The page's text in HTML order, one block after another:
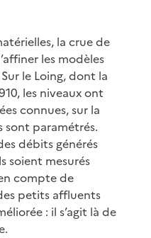
la crue de
les modèles
le Loing, dont la
les niveaux ont
connues, sur la
sont paramétrés.
débits générés
soient mesurés
compte de
petits affluents
: il s’agit là de